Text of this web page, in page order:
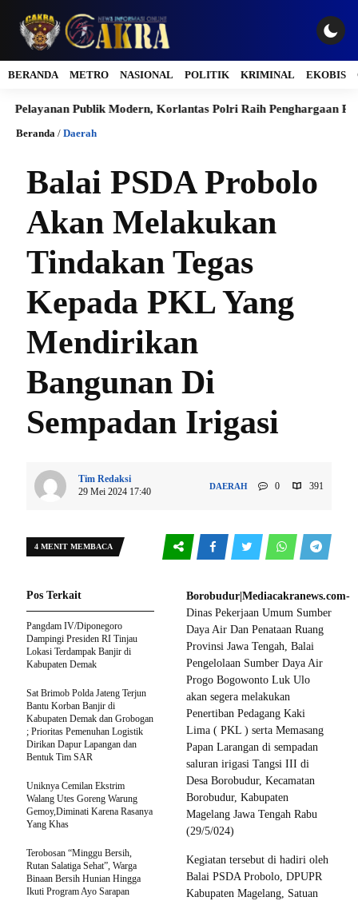
BERANDA METRO NASIONAL POLITIK KRIMINAL EKOBIS
Publik Modern, Korlantas Polri Raih Penghargaan Presisi Berkat
Beranda / Daerah
Balai PSDA Probolo
Akan Melakukan
Tindakan Tegas
Kepada PKL Yang
Mendirikan
Bangunan Di
Sempadan Irigasi
Tim Redaksi
29 Mei 2024 17:40
DAERAH 0 391
4 MENIT MEMBACA
Borobudur|Mediacakranews.com-
Dinas Pekerjaan Umum Sumber
Daya Air Dan Penataan Ruang
Provinsi Jawa Tengah, Balai
Pengelolaan Sumber Daya Air
Progo Bogowonto Luk Ulo
akan segera melakukan
Penertiban Pedagang Kaki
Lima ( PKL ) serta Memasang
Papan Larangan di sempadan
saluran irigasi Tangsi III di
Desa Borobudur, Kecamatan
Borobudur, Kabupaten
Magelang Jawa Tengah Rabu
(29/5/024)
Kegiatan tersebut di hadiri oleh
Balai PSDA Probolo, DPUPR
Kabupaten Magelang, Satuan
Pos Terkait
Pangdam IV/Diponegoro
Dampingi Presiden RI Tinjau
Lokasi Terdampak Banjir di
Kabupaten Demak
Sat Brimob Polda Jateng Terjun
Bantu Korban Banjir di
Kabupaten Demak dan Grobogan
; Prioritas Pemenuhan Logistik
Dirikan Dapur Lapangan dan
Bentuk Tim SAR
Uniknya Cemilan Ekstrim
Walang Utes Goreng Warung
Gemoy,Diminati Karena Rasanya
Yang Khas
Terobosan “Minggu Bersih,
Rutan Salatiga Sehat”, Warga
Binaan Bersih Hunian Hingga
Ikuti Program Ayo Sarapan